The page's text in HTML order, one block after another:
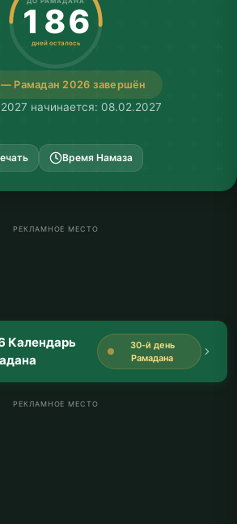
Рамадан 2026 завершён
186
дней осталось
начинается: 08.02.2027
Время Намаза
РЕКЛАМНОЕ МЕСТО
Календарь
30-й день
Рамадана
РЕКЛАМНОЕ МЕСТО